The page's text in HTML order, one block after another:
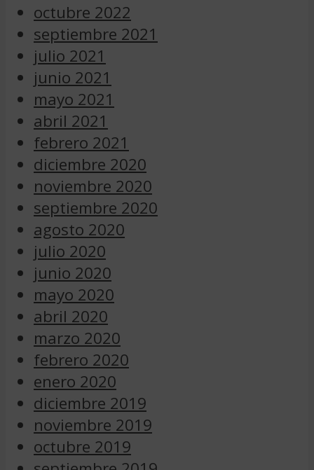
octubre 2022
septiembre 2021
julio 2021
junio 2021
mayo 2021
abril 2021
febrero 2021
diciembre 2020
noviembre 2020
septiembre 2020
agosto 2020
julio 2020
junio 2020
mayo 2020
abril 2020
marzo 2020
febrero 2020
enero 2020
diciembre 2019
noviembre 2019
octubre 2019